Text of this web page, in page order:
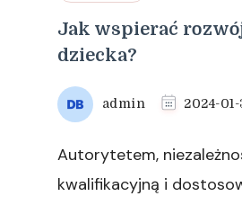
Jak wspierać
dziecka?
admin 2024-
Autorytetem,
kwalifikacyjną i